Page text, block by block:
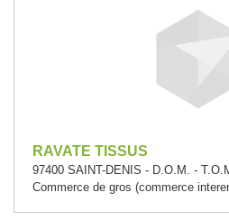
RAVATE TISSUS
97400 SAINT-DENIS - D.O.M. -
Commerce de gros (commerce